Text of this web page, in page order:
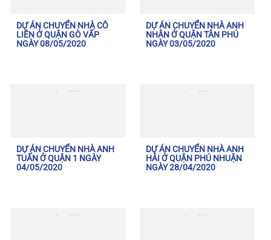
DỰ ÁN CHUYỂN NHÀ CÔ
LIÊN Ở QUẬN GÒ VẤP
NGÀY 08/05/2020
DỰ ÁN CHUYỂN NHÀ ANH
NHÂN Ở QUẬN TÂN PHÚ
NGÀY 03/05/2020
DỰ ÁN CHUYỂN NHÀ ANH
TUẤN Ở QUẬN 1 NGÀY
04/05/2020
DỰ ÁN CHUYỂN NHÀ ANH
HẢI Ở QUẬN PHÚ NHUẬN
NGÀY 28/04/2020